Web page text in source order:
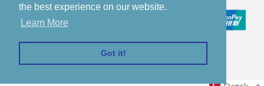
the best experience on our website.
Learn More
Got it!